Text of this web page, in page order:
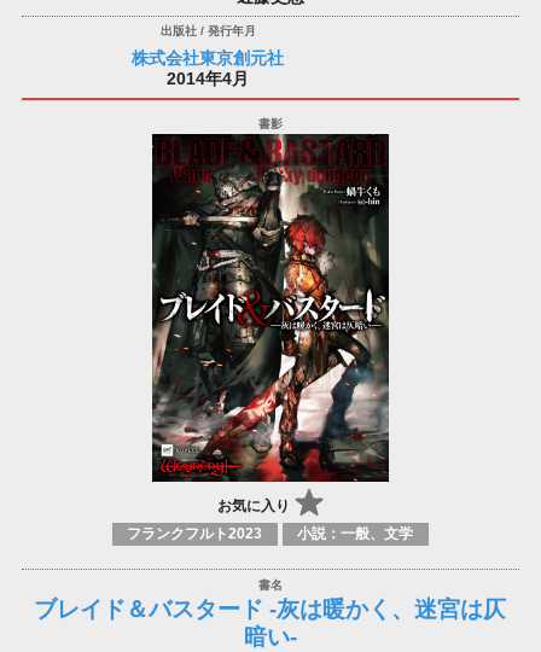
株式会社東京創元社
2014年4月
お気に入り
フランクフルト2023 小説：一般、文学
ブレイド＆バスタード -灰は暖かく、迷宮は仄
暗い-